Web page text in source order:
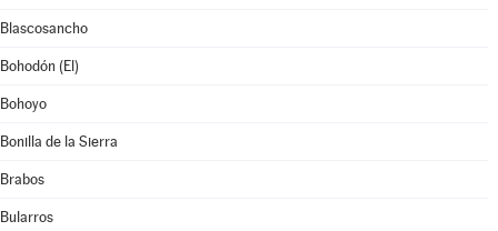
Blascosancho
Bohodón (El)
Bohoyo
Bonilla de la Sierra
Brabos
Bularros